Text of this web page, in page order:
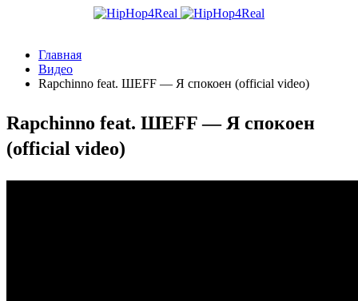
Главная
Видео
Rapchinno feat. ШЕFF — Я спокоен (official video)
Rapchinno feat. ШЕFF — Я спокоен
(official video)